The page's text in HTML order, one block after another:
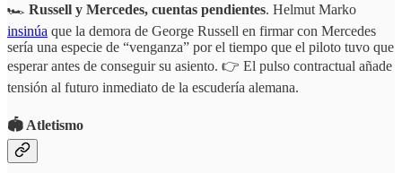
🏎️ Russell y Mercedes, cuentas pendientes. Helmut Marko
insinúa que la demora de George Russell en firmar con Mercedes
sería una especie de “venganza” por el tiempo que el piloto tuvo que
esperar antes de conseguir su asiento. 👉 El pulso contractual añade
tensión al futuro inmediato de la escudería alemana.
🏟️ Atletismo